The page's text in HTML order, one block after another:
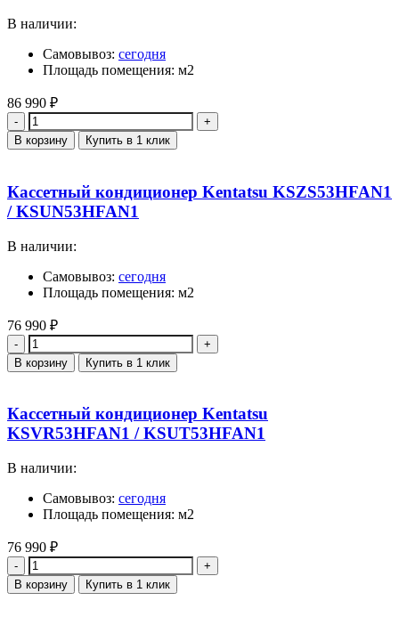
В наличии:
Самовывоз: сегодня
Площадь помещения: м2
86 990 ₽
Количество
В корзину Купить в 1 клик
Кассетный кондиционер Kentatsu KSZS53HFAN1
/ KSUN53HFAN1
В наличии:
Самовывоз: сегодня
Площадь помещения: м2
76 990 ₽
Количество
В корзину Купить в 1 клик
Кассетный кондиционер Kentatsu
KSVR53HFAN1 / KSUT53HFAN1
В наличии:
Самовывоз: сегодня
Площадь помещения: м2
76 990 ₽
Количество
В корзину Купить в 1 клик